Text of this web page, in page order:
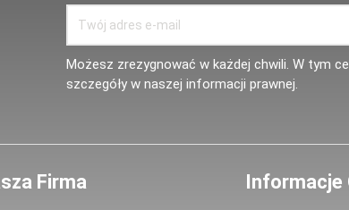
Możesz zrezygnować w każdej chwili. W tym
szczegóły w naszej informacji prawnej.
Firma Informacje